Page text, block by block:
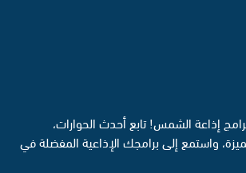
إذاعة الشمس! تابع أحدث الحوارات،
واستمع إلى برامجك الإذاعية المفضلة في